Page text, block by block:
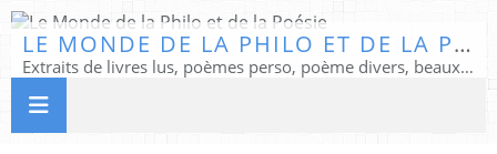
LE MONDE DE LA PHILO ET DE LA POÉSIE
Extraits de livres lus, poèmes perso, poème divers, beaux textes...